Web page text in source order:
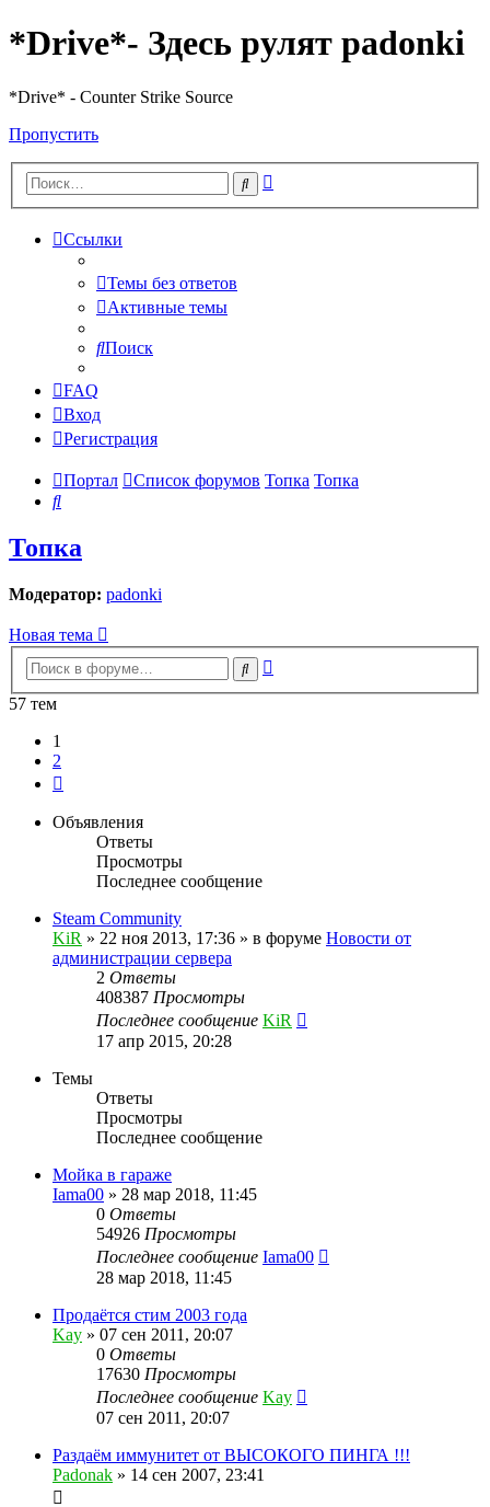
*Drive*- Здесь рулят padonki
*Drive* - Counter Strike Source
Пропустить
Поиск
Ссылки
Темы без ответов
Активные темы
Поиск
FAQ
Вход
Регистрация
Портал Список форумов Топка Топка
Поиск
Топка
Модератор: padonki
Новая тема
Поиск
57 тем
1
2
Объявления
Ответы
Просмотры
Последнее сообщение
Steam Community
KiR » 22 ноя 2013, 17:36 » в форуме Новости от
администрации сервера
2 Ответы
408387 Просмотры
Последнее сообщение KiR
17 апр 2015, 20:28
Темы
Ответы
Просмотры
Последнее сообщение
Мойка в гараже
Iama00 » 28 мар 2018, 11:45
0 Ответы
54926 Просмотры
Последнее сообщение Iama00
28 мар 2018, 11:45
Продаётся стим 2003 года
Kay » 07 сен 2011, 20:07
0 Ответы
17630 Просмотры
Последнее сообщение Kay
07 сен 2011, 20:07
Раздаём иммунитет от ВЫСОКОГО ПИНГА !!!
Padonak » 14 сен 2007, 23:41